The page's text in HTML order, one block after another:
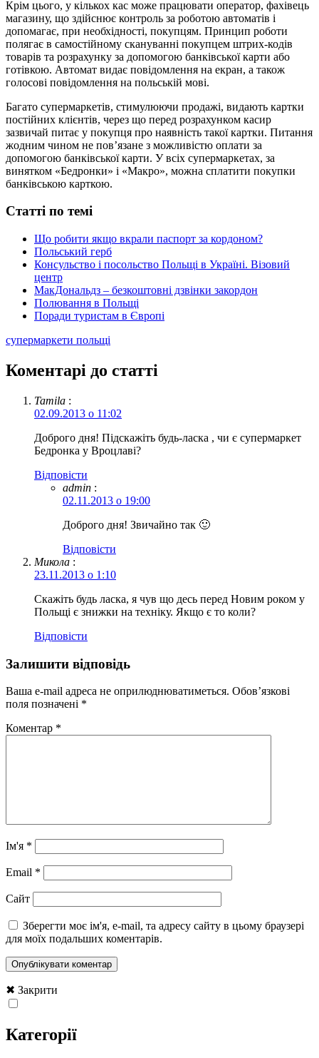
Крім цього, у кількох кас може працювати оператор, фахівець
магазину, що здійснює контроль за роботою автоматів і
допомагає, при необхідності, покупцям. Принцип роботи
полягає в самостійному скануванні покупцем штрих-кодів
товарів та розрахунку за допомогою банківської карти або
готівкою. Автомат видає повідомлення на екран, а також
голосові повідомлення на польській мові.
Багато супермаркетів, стимулюючи продажі, видають картки
постійних клієнтів, через що перед розрахунком касир
зазвичай питає у покупця про наявність такої картки. Питання
жодним чином не пов’язане з можливістю оплати за
допомогою банківської карти. У всіх супермаркетах, за
винятком «Бедронки» і «Макро», можна сплатити покупки
банківською карткою.
Статті по темі
Що робити якщо вкрали паспорт за кордоном?
Польський герб
Консульство і посольство Польщі в Україні. Візовий
центр
МакДональдз – безкоштовні дзвінки закордон
Полювання в Польщі
Поради туристам в Європі
супермаркети польщі
Коментарі до статті
Tamila :
02.09.2013 о 11:02
Доброго дня! Підскажіть будь-ласка , чи є супермаркет
Бедронка у Вроцлаві?
Відповіcти
admin :
02.11.2013 о 19:00
Доброго дня! Звичайно так 🙂
Відповіcти
Микола :
23.11.2013 о 1:10
Скажіть будь ласка, я чув що десь перед Новим роком у
Польщі є знижки на техніку. Якщо є то коли?
Відповіcти
Залишити відповідь
Ваша e-mail адреса не оприлюднюватиметься. Обов’язкові
поля позначені *
Коментар *
Ім'я *
Email *
Сайт
Зберегти моє ім'я, e-mail, та адресу сайту в цьому браузері
для моїх подальших коментарів.
✖ Закрити
Категорії